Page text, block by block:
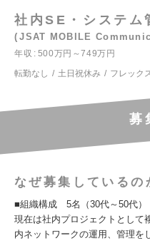
社内SE・システム
JSAT MOBILE
年収
500万円～749万円
転勤なし
土日祝休み フレック
募
なぜ募集しているの
■組織構成 5名（30代～50代）
現在は社内プロジェクトとして
内ネットワークの運用、管理を